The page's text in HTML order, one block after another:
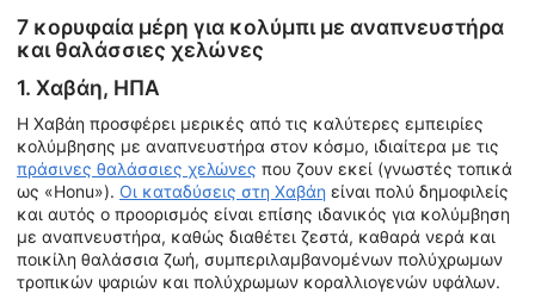
7 κορυφαία μέρη για κολύμπι με αναπνευστήρα
και θαλάσσιες χελώνες
1. Χαβάη, ΗΠΑ
Η Χαβάη προσφέρει μερικές από τις καλύτερες εμπειρίες
κολύμβησης με αναπνευστήρα στον κόσμο, ιδιαίτερα με τις
πράσινες θαλάσσιες χελώνες που ζουν εκεί (γνωστές τοπικά
ως «Honu»). Οι καταδύσεις στη Χαβάη είναι πολύ δημοφιλείς
και αυτός ο προορισμός είναι επίσης ιδανικός για κολύμβηση
με αναπνευστήρα, καθώς διαθέτει ζεστά, καθαρά νερά και
ποικίλη θαλάσσια ζωή, συμπεριλαμβανομένων πολύχρωμων
τροπικών ψαριών και πολύχρωμων κοραλλιογενών υφάλων.